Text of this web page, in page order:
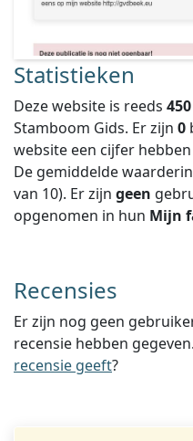
Statistieken
Deze website is reeds 450
Stamboom Gids. Er zijn 0
website een cijfer
De gemiddelde
van 10). Er zijn geen
opgenomen in hun Mijn
Recensies
Er zijn nog geen
recensie hebben
recensie geeft?